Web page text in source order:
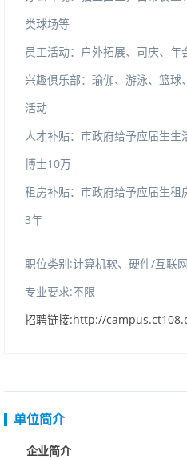
类球场等
员工活动：户外拓展、司庆、
兴趣俱乐部：瑜伽、游泳、篮球
活动
人才补贴：市政府给予应届生生
博士10万
租房补贴：市政府给予应届生租
3年
职位类别:计算机软、硬件/互联
专业要求:不限
招聘链接:http://
单位简介
企业简介